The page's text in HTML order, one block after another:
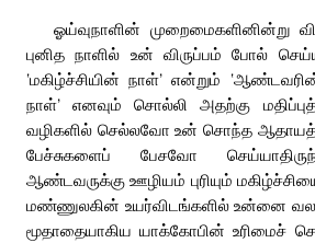
ஓய்வுநாளின் முறைமைகளினின்று
புனித நாளில் உன் விருப்பம் போல்
‘மகிழ்ச்சியின் நாள்’ என்றும்
நாள்’ எனவும் சொல்லி அதற்கு
வழிகளில் செல்லவோ உன் சொந்த
பேச்சுகளைப் பேசவோ
ஆண்டவருக்கு ஊழியம் புரியும்
மண்ணுலகின் உயர்விடங்களில் உன்னை
மூதாதையாகிய யாக்கோபின் உரிமைச்